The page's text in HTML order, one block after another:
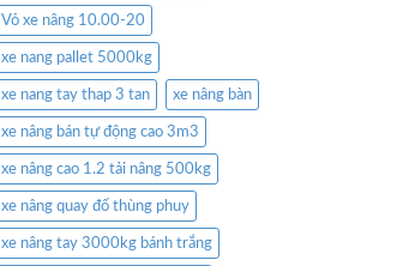
Vỏ xe nâng 10.00-20
xe nang pallet 5000kg
xe nang tay thap 3 tan xe nâng bàn
xe nâng bán tự động cao 3m3
xe nâng cao 1.2 tải nâng 500kg
xe nâng quay đổ thùng phuy
xe nâng tay 3000kg bánh trắng